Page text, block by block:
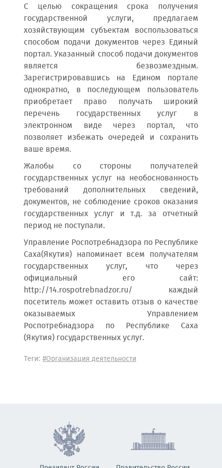
С целью сокращения срока получения
государственной услуги, предлагаем
хозяйствующим субъектам воспользоваться
способом подачи документов через Единый
портал. Указанный способ подачи документов
является безвозмездным.
Зарегистрировавшись на Едином портале
однократно, в последующем пользователь
приобретает право получать широкий
перечень государственных услуг в
электронном виде через портал, что
позволяет избежать очередей и сохранить
ваше время.
Жалобы со стороны получателей
государственных услуг на необоснованность
требований дополнительных сведений,
документов, не соблюдение сроков оказания
государственных услуг и т.д. за отчетный
период не поступали.
Управление Роспотребнадзора по Республике
Саха(Якутия) напоминает всем получателям
государственных услуг, что через
официальный его сайт:
http://14.rospotrebnadzor.ru/ каждый
посетитель может оставить отзыв о качестве
оказываемых Управлением
Роспотребнадзора по Республике Саха
(Якутия) государственных услуг.
Теги: #Организация деятельности